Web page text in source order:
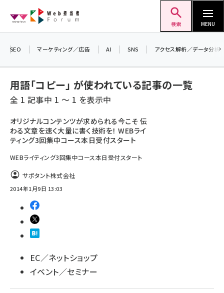
ン
検索 MENU
ai (2807)
セミナー (2307)
z世代 (1622)
meo (1275)
SEO マーケティング／広告 AI SNS アクセス解析／データ分析
用語「コピー」 が使われている記事の一覧
全 1 記事中 1 ～ 1 を表示中
オリジナルコンテンツが求められる今こそ 伝
わる文章を速く大量に書く技術を！ WEBライ
ティング3回集中コース本日受付スタート
WEBライティング3回集中コース本日受付スタート
サポタント株式会社
2014年1月9日 13:03
EC／ネットショップ
イベント／セミナー
＼ 8月27日開催、申し込み受付中！ ／
マーケティング フォーラム 2026」開催！
▼申し込みはこちらから▼